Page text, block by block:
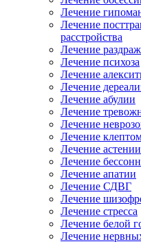
Лечение
Лечение
расстройства
Лечение
Лечение психоза
Лечение
Лечение
Лечение абулии
Лечение
Лечение
Лечение
Лечение астении
Лечение
Лечение апатии
Лечение СДВГ
Лечение
Лечение стресса
Лечение белой
Лечение